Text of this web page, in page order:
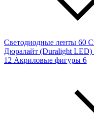
Светодиодные ленты 60
Дюралайт (Duralight LED)
12 Акриловые фигуры 6